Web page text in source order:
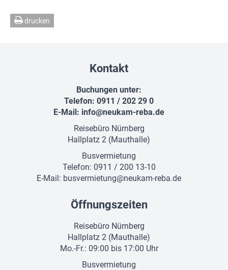
drucken
Kontakt
Buchungen unter:
Telefon: 0911 / 202 29 0
E-Mail: info@neukam-reba.de
Reisebüro Nürnberg
Hallplatz 2 (Mauthalle)
Busvermietung
Telefon: 0911 / 200 13-10
E-Mail: busvermietung@neukam-reba.de
Öffnungszeiten
Reisebüro Nürnberg
Hallplatz 2 (Mauthalle)
Mo.-Fr.: 09:00 bis 17:00 Uhr
Busvermietung